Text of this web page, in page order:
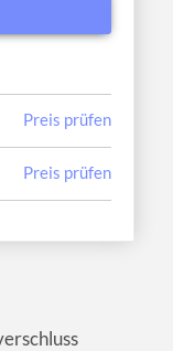
Preis prüfen
Preis prüfen